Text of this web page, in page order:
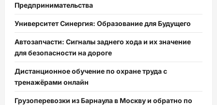
Предпринимательства
Университет Синергия: Образование для Будущего
Автозапчасти: Сигналы заднего хода и их значение
для безопасности на дороге
Дистанционное обучение по охране труда с
тренажёрами онлайн
Грузоперевозки из Барнаула в Москву и обратно по